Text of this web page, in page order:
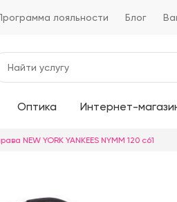
лояльности Блог
Оптика Интернет-
NEW YORK YANKEES NYMM 120 c61